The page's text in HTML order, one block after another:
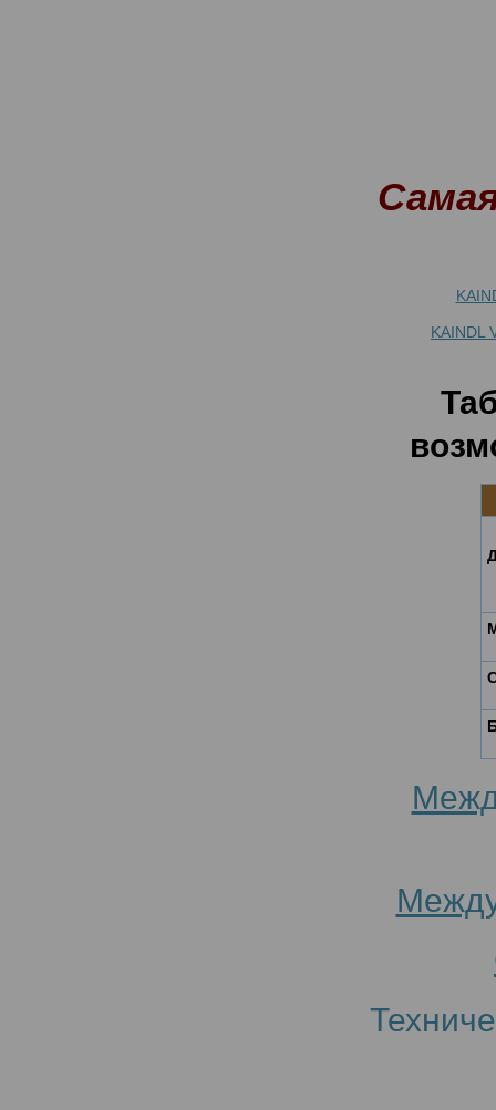
KAINDL